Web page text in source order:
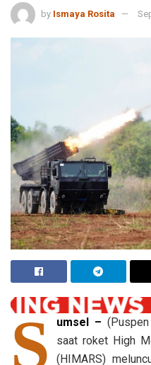
by Ismaya Rosita
S umsel –
saat roket High
(HIMARS)